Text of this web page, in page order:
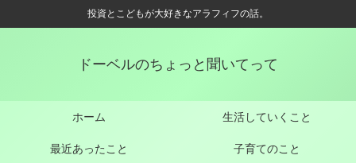
投資とこどもが大好きなアラフィフの話。
ドーベルのちょっと聞いてって
ホーム 生活していくこと
最近あったこと 子育てのこと